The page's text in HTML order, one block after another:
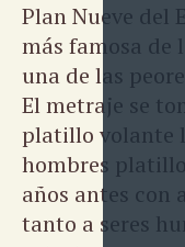
Plan Nueve del
más famosa de
una de las
El metraje se
platillo volante
hombres
años antes con
tanto a seres